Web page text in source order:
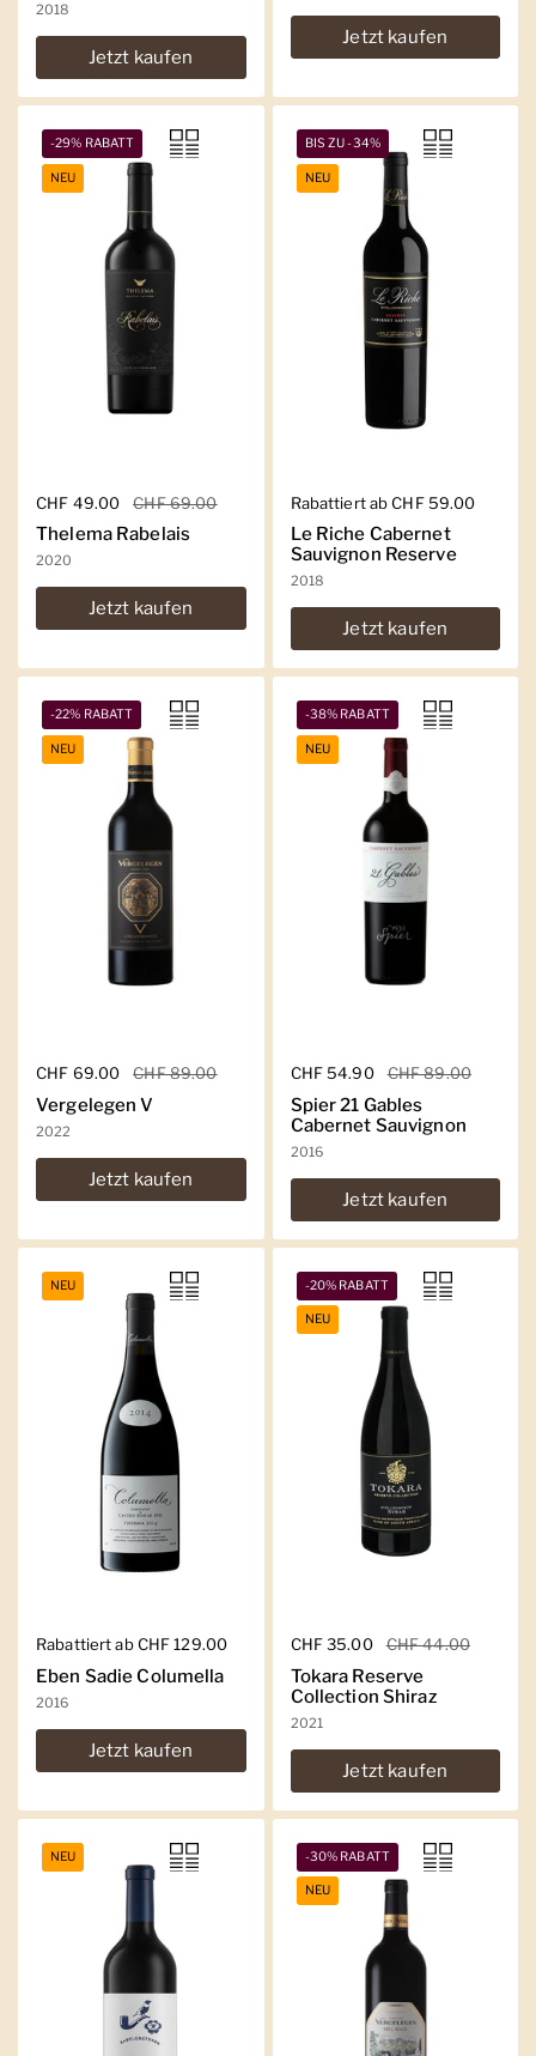
2018
Jetzt kaufen
Jetzt kaufen
Regulärer Preis
CHF 49.00 Sale-Preis
CHF 69.00
Thelema Rabelais
2020
Jetzt kaufen
-29% RABATT
NEU
Regulärer Preis
Rabattiert ab CHF 59.00
Le Riche Cabernet
Sauvignon Reserve
2018
Jetzt kaufen
BIS ZU -34%
NEU
Regulärer Preis
CHF 69.00 Sale-Preis
CHF 89.00
Vergelegen V
2022
Jetzt kaufen
-22% RABATT
NEU
Regulärer Preis
CHF 54.90 Sale-Preis
CHF 89.00
Spier 21 Gables
Cabernet Sauvignon
2016
Jetzt kaufen
-38% RABATT
NEU
Regulärer Preis
Rabattiert ab CHF 129.00
Eben Sadie Columella
2016
Jetzt kaufen
NEU
Regulärer Preis
CHF 35.00 Sale-Preis
CHF 44.00
Tokara Reserve
Collection Shiraz
2021
Jetzt kaufen
-20% RABATT
NEU
NEU -30% RABATT
NEU